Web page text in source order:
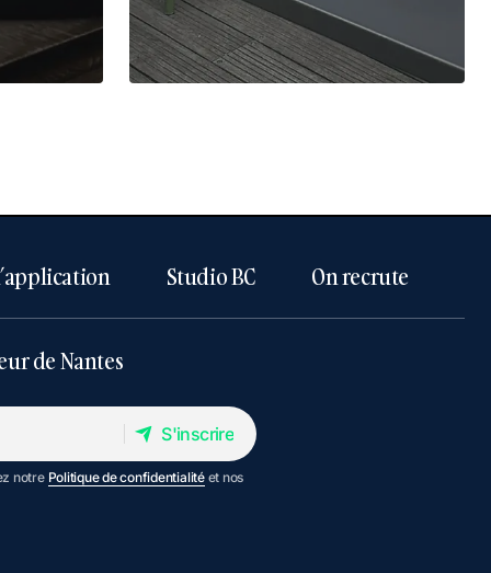
Studio BC On recrute
de Nantes
S'inscrire
S'inscrire
notre Politique de confidentialitéet nos